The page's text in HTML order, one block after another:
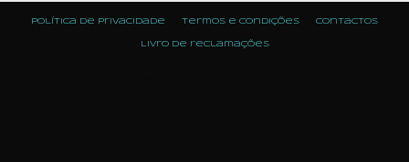
Política de Privacidade Termos e condições Contactos
Livro de reclamações